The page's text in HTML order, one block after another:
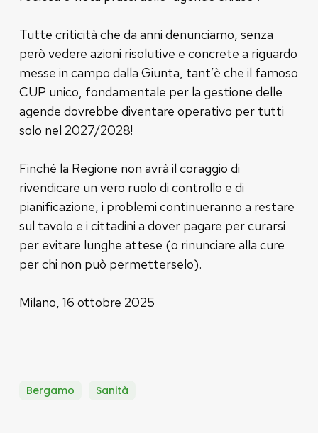
Tutte criticità che da anni denunciamo, senza
però vedere azioni risolutive e concrete a riguardo
messe in campo dalla Giunta, tant’è che il famoso
CUP unico, fondamentale per la gestione delle
agende dovrebbe diventare operativo per tutti
solo nel 2027/2028!
Finché la Regione non avrà il coraggio di
rivendicare un vero ruolo di controllo e di
pianificazione, i problemi continueranno a restare
sul tavolo e i cittadini a dover pagare per curarsi
per evitare lunghe attese (o rinunciare alla cure
per chi non può permetterselo).
Milano, 16 ottobre 2025
Bergamo Sanità